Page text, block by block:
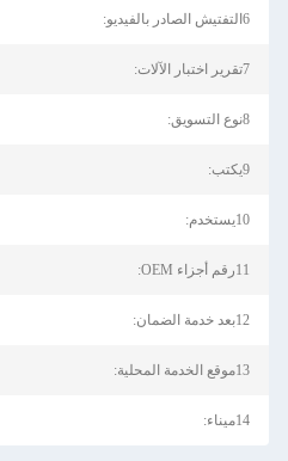
6التفتيش الصادر بالفيديو:
7تقرير اختبار الآلات:
8نوع التسويق:
9يكتب:
10يستخدم:
11رقم أجزاء OEM:
12بعد خدمة الضمان:
13موقع الخدمة المحلية:
14ميناء: